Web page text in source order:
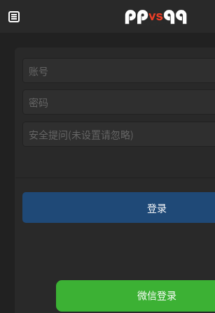
安全提问(未设置请忽略)
登录
微信登录